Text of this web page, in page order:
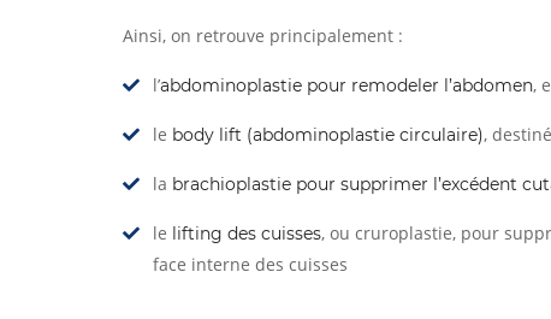
Ainsi, on retrouve principalement :
l’abdominoplastie pour remodeler l’abdomen,
le body lift (abdominoplastie circulaire),
la brachioplastie pour supprimer l’excédent
le lifting des cuisses, ou cruroplastie, pour
face interne des cuisses